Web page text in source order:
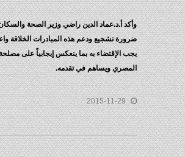
وأكد أ.د.عماد الدين راضي وزير الصحة والسكان ، على
ضرورة تشجيع ودعم هذه المبادرات الخلاقة واعتبارها نموذجاً
يجب الإقتضاء به بما ينعكس إيجابياً على مصلحة المواطن
المصري ويساهم في تقدمه.
2015-11-29